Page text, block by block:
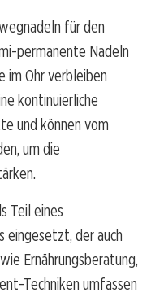
für den
permanente Nadeln
im Ohr verbleiben
kontinuierliche
und können vom
um die
Teil eines
eingesetzt, der auch
Ernährungsberatung,
Techniken umfassen